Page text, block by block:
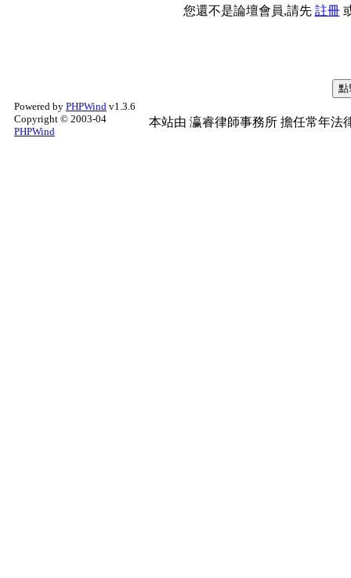
您還不是論壇會員,請先 註冊
Powered by PHPWind v1.3.6
Copyright © 2003-04
PHPWind
本站由 瀛睿律師事務所 擔任常年法